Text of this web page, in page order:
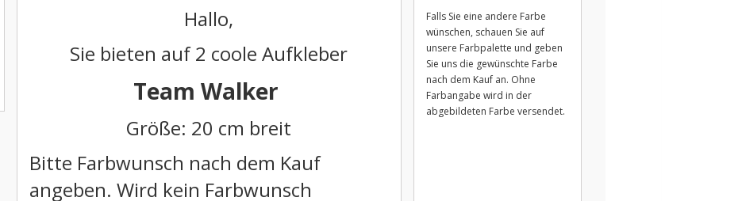
Hallo,
Sie bieten auf 2 coole Aufkleber
Team Walker
Größe: 20 cm breit
Bitte Farbwunsch nach dem Kauf
angeben. Wird kein Farbwunsch
Falls Sie eine andere Farbe
wünschen, schauen Sie auf
unsere Farbpalette und geben
Sie uns die gewünschte Farbe
nach dem Kauf an. Ohne
Farbangabe wird in der
abgebildeten Farbe versendet.